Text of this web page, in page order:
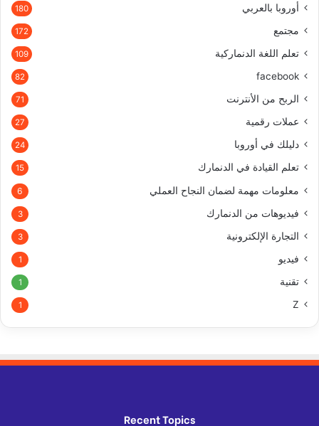
أوروبا بالعربي 180
مجتمع 172
تعلم اللغة الدنماركية 109
facebook
82
الربح من الأنترنت 71
عملات رقمية 27
دليلك في أوروبا 24
تعلم القيادة في الدنمارك 15
معلومات مهمة لضمان النجاح العملي 6
فيديوهات من الدنمارك 3
التجارة الإلكترونية 3
فيديو 1
تقنية 1
Z
1
Recent Topics